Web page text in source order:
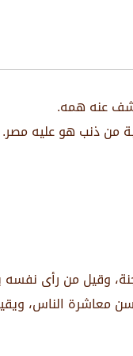
عنه همه.
من ذنب هو عليه مصر.
وقيل من رأى نفسه
معاشرة الناس،